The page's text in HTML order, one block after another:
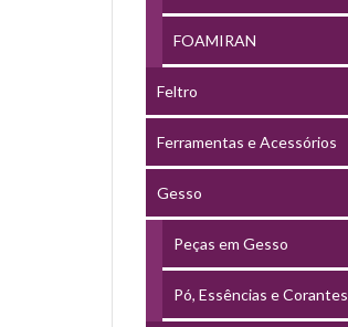
FOAMIRAN
Feltro
Ferramentas e Acessórios
Gesso
Peças em Gesso
Pó, Essências e Corantes